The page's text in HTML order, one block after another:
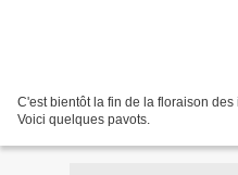
C'est bientôt la fin de la floraison
Voici quelques pavots.